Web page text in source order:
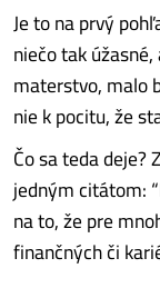
Je to na prvý
niečo tak
materstvo, malo
nie k pocitu, že
Čo sa teda
jedným citátom:
na to, že pre
finančných či